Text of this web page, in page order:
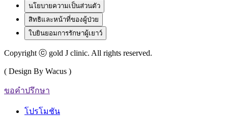
นโยบายความเป็นส่วนตัว
สิทธิและหน้าที่ของผู้ป่วย
ใบยินยอมการรักษาผู้เยาว์
Copyright ⓒ gold J clinic. All rights reserved.
( Design By Wacus )
ขอคำปรึกษา
โปรโมชัน